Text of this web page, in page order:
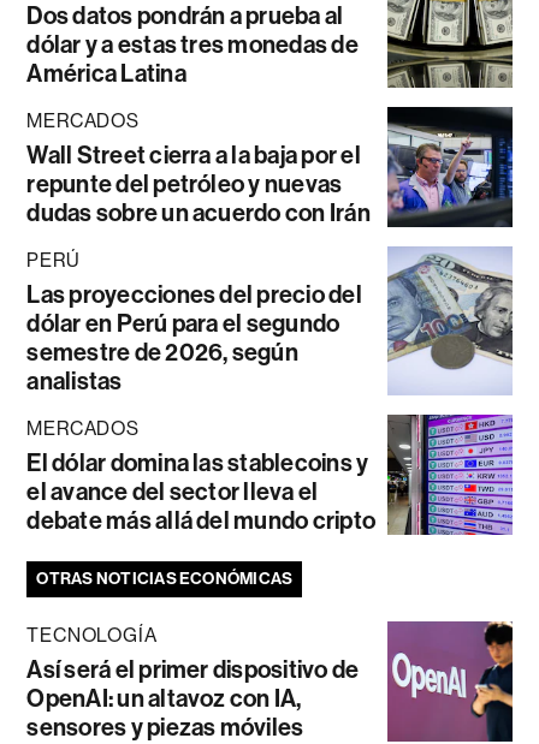
Dos datos pondrán a prueba al
dólar y a estas tres monedas de
América Latina
MERCADOS
Wall Street cierra a la baja por el
repunte del petróleo y nuevas
dudas sobre un acuerdo con Irán
PERÚ
Las proyecciones del precio del
dólar en Perú para el segundo
semestre de 2026, según
analistas
MERCADOS
El dólar domina las stablecoins y
el avance del sector lleva el
debate más allá del mundo cripto
OTRAS NOTICIAS ECONÓMICAS
TECNOLOGÍA
Así será el primer dispositivo de
OpenAI: un altavoz con IA,
sensores y piezas móviles